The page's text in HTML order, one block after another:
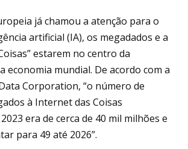
já chamou a atenção para o
artificial (IA), os megadados e a
estarem no centro da
economia mundial. De acordo com a
Corporation, “o número de
à Internet das Coisas
era de cerca de 40 mil milhões e
para 49 até 2026”.